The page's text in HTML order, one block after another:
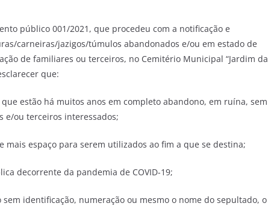
público 001/2021, que procedeu com a notificação e
carneiras/jazigos/túmulos abandonados e/ou em estado de
de familiares ou terceiros, no Cemitério Municipal “Jardim da
que:
estão há muitos anos em completo abandono, em ruína, sem
e/ou terceiros interessados;
mais espaço para serem utilizados ao fim a que se destina;
decorrente da pandemia de COVID-19;
identificação, numeração ou mesmo o nome do sepultado, o